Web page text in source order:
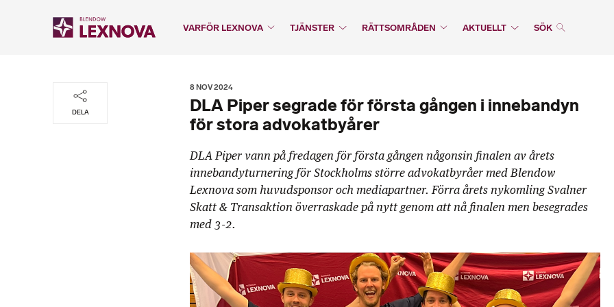
VARFÖR LEXNOVA TJÄNSTER RÄTTSOMRÅDEN AKTUELLT SÖK
DELA
8 NOV 2024
DLA Piper segrade för första gången i innebandyn
för stora advokatbyårer
DLA Piper vann på fredagen för första gången någonsin finalen av årets
innebandyturnering för Stockholms större advokatbyråer med Blendow
Lexnova som huvudsponsor och mediapartner. Förra årets nykomling Svalner
Skatt & Transaktion överraskade på nytt genom att nå finalen men besegrades
med 3-2.